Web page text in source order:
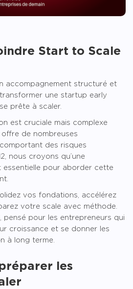
Start to Scale
accompagnement structuré et
une startup early
prête à scaler.
est cruciale mais complexe
de nombreuses
des risques
nous croyons qu’une
essentielle pour aborder cette
vos fondations, accélérez
votre scale avec méthode.
pensé pour les entrepreneurs qui
croissance et se donner les
à long terme.
les